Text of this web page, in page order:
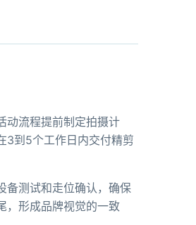
动流程提前制定拍摄计
3到5个工作日内交付精剪
备测试和走位确认，确保
，形成品牌视觉的一致